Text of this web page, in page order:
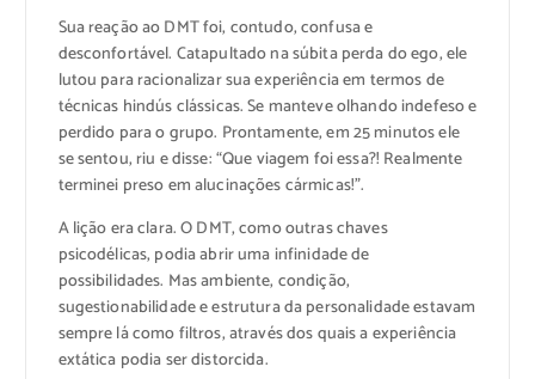
Sua reação ao DMT foi, contudo, confusa e
desconfortável. Catapultado na súbita perda do ego, ele
lutou para racionalizar sua experiência em termos de
técnicas hindús clássicas. Se manteve olhando indefeso e
perdido para o grupo. Prontamente, em 25 minutos ele
se sentou, riu e disse: “Que viagem foi essa?! Realmente
terminei preso em alucinações cármicas!”.
A lição era clara. O DMT, como outras chaves
psicodélicas, podia abrir uma infinidade de
possibilidades. Mas ambiente, condição,
sugestionabilidade e estrutura da personalidade estavam
sempre lá como filtros, através dos quais a experiência
extática podia ser distorcida.